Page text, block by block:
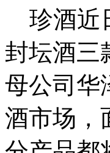
珍酒近
封坛酒三
母公司华
酒市场，